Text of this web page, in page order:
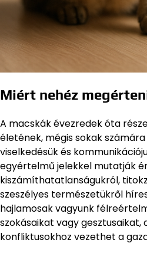
Miért nehéz
A macskák évezredek óta
életének, mégis sokak
viselkedésük és
egyértelmű jelekkel mutatják
kiszámíthatatlanságukról,
szeszélyes természetükről
hajlamosak vagyunk
szokásaikat vagy
konfliktusokhoz vezethet a